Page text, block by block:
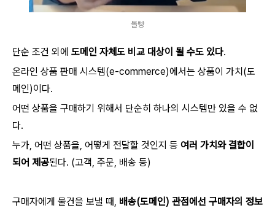
돌빵
단순 조건 외에 도메인 자체도 비교 대상이 될 수도 있다.
온라인 상품 판매 시스템(e-commerce)에서는 상품이 가치(도
메인)이다.
어떤 상품을 구매하기 위해서 단순히 하나의 시스템만 있을 수 없
다.
누가, 어떤 상품을, 어떻게 전달할 것인지 등 여러 가치와 결합이
되어 제공된다. (고객, 주문, 배송 등)
구매자에게 물건을 보낼 때, 배송(도메인) 관점에선 구매자의 정보